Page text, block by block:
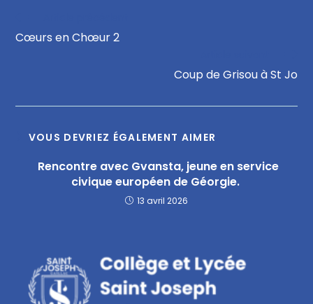
Cœurs en Chœur 2
Coup de Grisou à St Jo
VOUS DEVRIEZ ÉGALEMENT AIMER
Rencontre avec Gvansta, jeune en service
civique européen de Géorgie.
13 avril 2026